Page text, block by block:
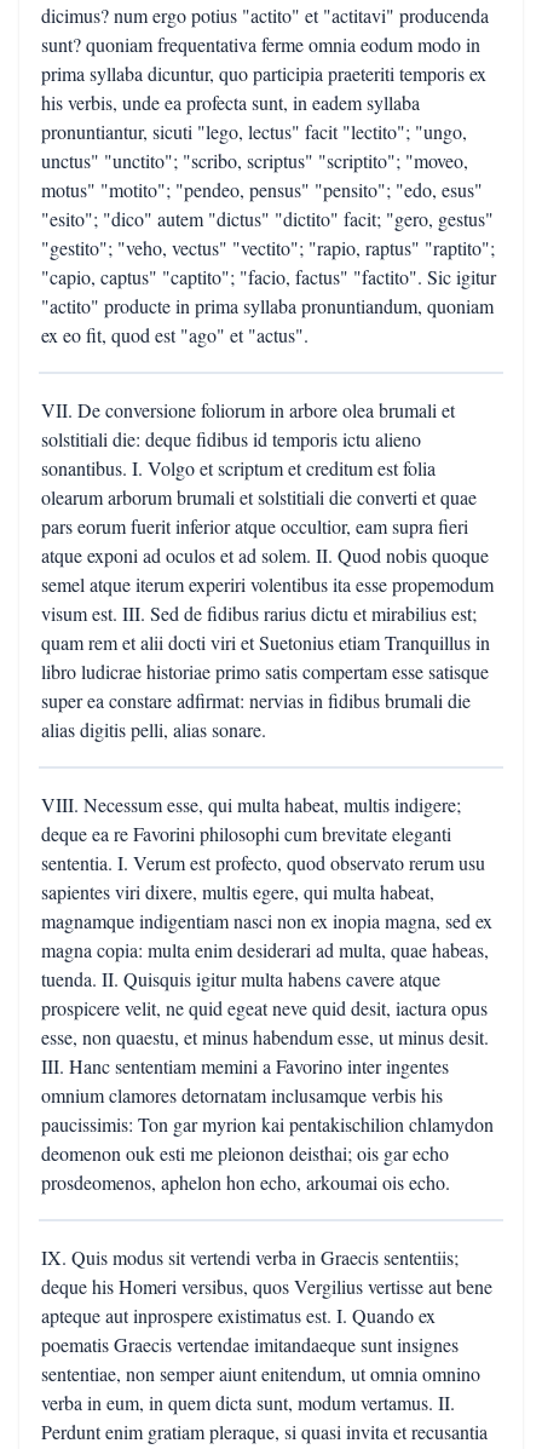
dicimus? num ergo potius "actito" et "actitavi" producenda
sunt? quoniam frequentativa ferme omnia eodum modo in
prima syllaba dicuntur, quo participia praeteriti temporis ex
his verbis, unde ea profecta sunt, in eadem syllaba
pronuntiantur, sicuti "lego, lectus" facit "lectito"; "ungo,
unctus" "unctito"; "scribo, scriptus" "scriptito"; "moveo,
motus" "motito"; "pendeo, pensus" "pensito"; "edo, esus"
"esito"; "dico" autem "dictus" "dictito" facit; "gero, gestus"
"gestito"; "veho, vectus" "vectito"; "rapio, raptus" "raptito";
"capio, captus" "captito"; "facio, factus" "factito". Sic igitur
"actito" producte in prima syllaba pronuntiandum, quoniam
ex eo fit, quod est "ago" et "actus".
VII. De conversione foliorum in arbore olea brumali et
solstitiali die: deque fidibus id temporis ictu alieno
sonantibus. I. Volgo et scriptum et creditum est folia
olearum arborum brumali et solstitiali die converti et quae
pars eorum fuerit inferior atque occultior, eam supra fieri
atque exponi ad oculos et ad solem. II. Quod nobis quoque
semel atque iterum experiri volentibus ita esse propemodum
visum est. III. Sed de fidibus rarius dictu et mirabilius est;
quam rem et alii docti viri et Suetonius etiam Tranquillus in
libro ludicrae historiae primo satis compertam esse satisque
super ea constare adfirmat: nervias in fidibus brumali die
alias digitis pelli, alias sonare.
VIII. Necessum esse, qui multa habeat, multis indigere;
deque ea re Favorini philosophi cum brevitate eleganti
sententia. I. Verum est profecto, quod observato rerum usu
sapientes viri dixere, multis egere, qui multa habeat,
magnamque indigentiam nasci non ex inopia magna, sed ex
magna copia: multa enim desiderari ad multa, quae habeas,
tuenda. II. Quisquis igitur multa habens cavere atque
prospicere velit, ne quid egeat neve quid desit, iactura opus
esse, non quaestu, et minus habendum esse, ut minus desit.
III. Hanc sententiam memini a Favorino inter ingentes
omnium clamores detornatam inclusamque verbis his
paucissimis: Ton gar myrion kai pentakischilion chlamydon
deomenon ouk esti me pleionon deisthai; ois gar echo
prosdeomenos, aphelon hon echo, arkoumai ois echo.
IX. Quis modus sit vertendi verba in Graecis sententiis;
deque his Homeri versibus, quos Vergilius vertisse aut bene
apteque aut inprospere existimatus est. I. Quando ex
poematis Graecis vertendae imitandaeque sunt insignes
sententiae, non semper aiunt enitendum, ut omnia omnino
verba in eum, in quem dicta sunt, modum vertamus. II.
Perdunt enim gratiam pleraque, si quasi invita et recusantia